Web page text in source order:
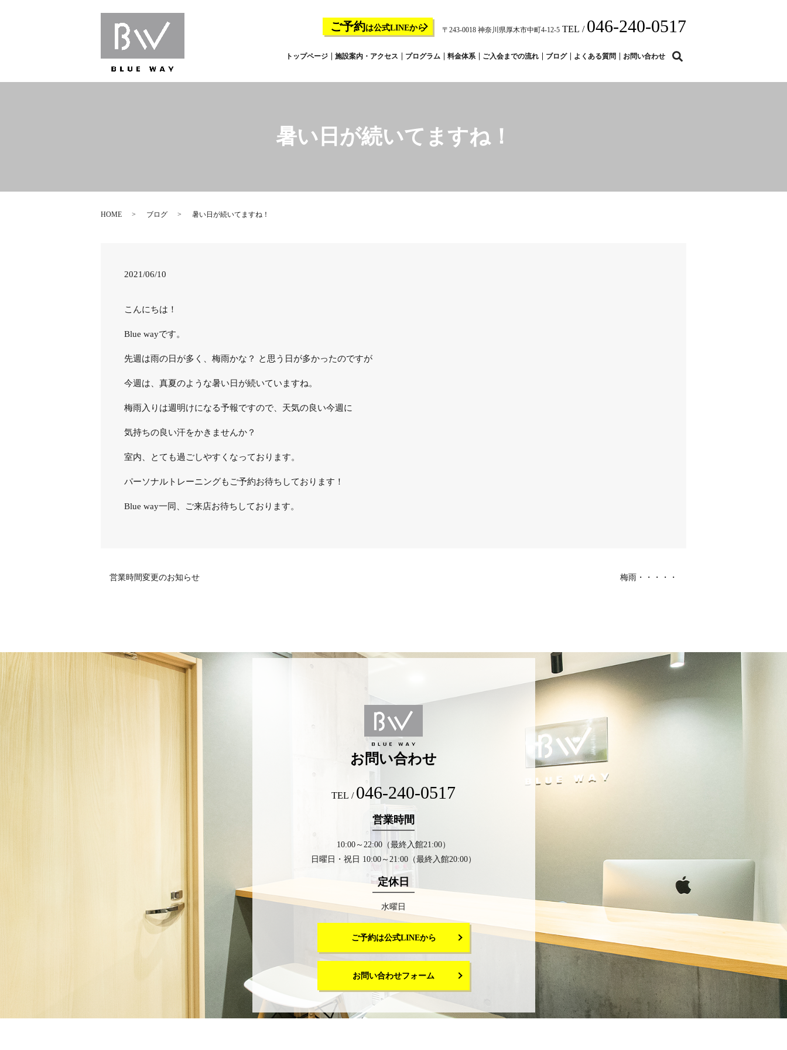
トップページ 施設案内・アクセス プログラム 料金体系 ご入会までの流れ ブログ よくある質問 お問い合わせ
ご予約は公式LINEから 〒243-0018 神奈川県厚木市中町4-12-5 TEL / 046-240-0517
暑い日が続いてますね！
HOME ブログ 暑い日が続いてますね！
2021/06/10
こんにちは！
Blue wayです。
先週は雨の日が多く、梅雨かな？ と思う日が多かったのですが
今週は、真夏のような暑い日が続いていますね。
梅雨入りは週明けになる予報ですので、天気の良い今週に
気持ちの良い汗をかきませんか？
室内、とても過ごしやすくなっております。
パーソナルトレーニングもご予約お待ちしております！
Blue way一同、ご来店お待ちしております。
営業時間変更のお知らせ 梅雨・・・・・
お問い合わせ
TEL / 046-240-0517
営業時間
10:00～22:00（最終入館21:00）
日曜日・祝日 10:00～21:00（最終入館20:00）
定休日
水曜日
ご予約は公式LINEから
お問い合わせフォーム